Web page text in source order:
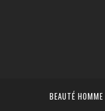
BEAUTÉ HOMME